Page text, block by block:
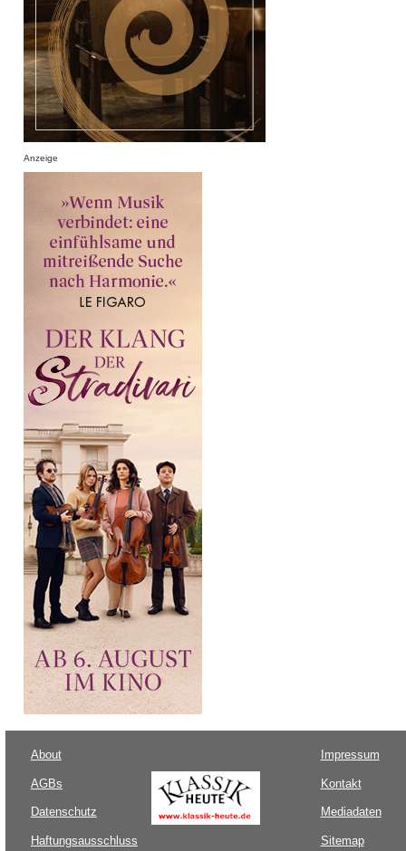
Anzeige
About
AGBs
Datenschutz
Haftungsausschluss
Impressum
Kontakt
Mediadaten
Sitemap